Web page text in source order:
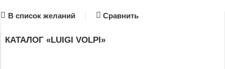
В список желаний Сравнить
КАТАЛОГ «LUIGI VOLPI»